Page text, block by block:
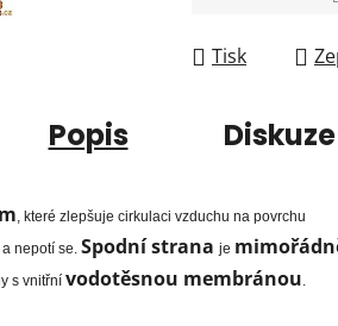
Tisk
Popis Diskuze
, které zlepšuje cirkulaci vzduchu na povrchu
nepotí se. Spodní strana je
s vnitřní vodotěsnou membránou.